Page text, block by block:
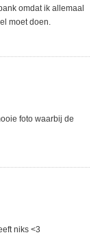
omdat ik allemaal
moet doen.
foto waarbij de
niks <3